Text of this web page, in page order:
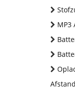
MP3